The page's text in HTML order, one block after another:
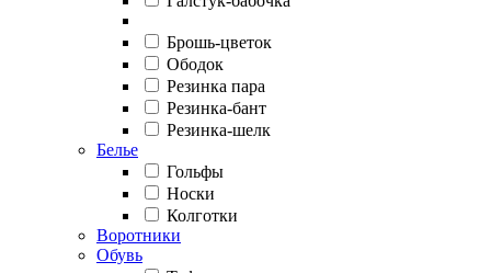
Брошь-цветок
Ободок
Резинка пара
Резинка-бант
Резинка-шелк
Белье
Гольфы
Носки
Колготки
Воротники
Обувь